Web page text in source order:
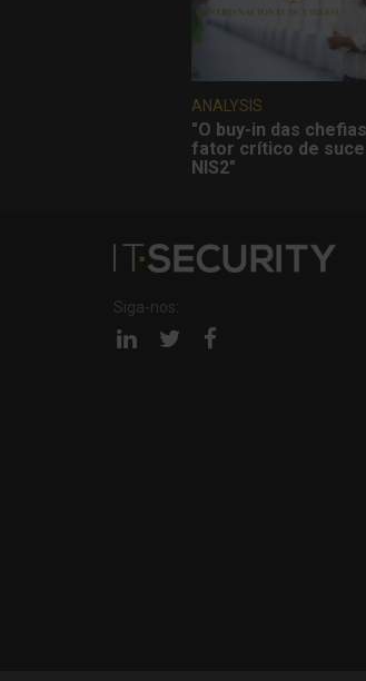
ANALYSIS
"O buy-in das
fator crítico de
NIS2"
Siga-nos:
Página Página